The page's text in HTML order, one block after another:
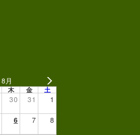
月
木 金 土
30 31 1
6 7 8